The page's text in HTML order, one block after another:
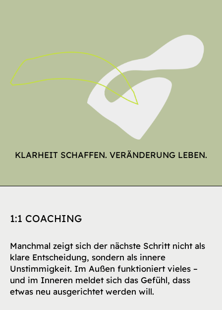
KLARHEIT SCHAFFEN. VERÄNDERUNG LEBEN.
1:1 COACHING
Manchmal zeigt sich der nächste Schritt nicht als
klare Entscheidung, sondern als innere
Unstimmigkeit. Im Außen funktioniert vieles –
und im Inneren meldet sich das Gefühl, dass
etwas neu ausgerichtet werden will.